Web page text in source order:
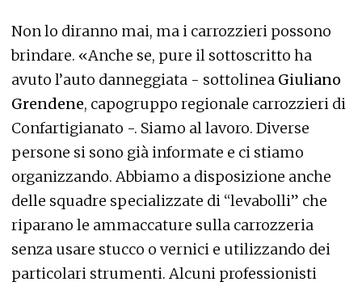
Non lo diranno mai, ma i carrozzieri possono
brindare. «Anche se, pure il sottoscritto ha
avuto l’auto danneggiata - sottolinea Giuliano
Grendene, capogruppo regionale carrozzieri di
Confartigianato -. Siamo al lavoro. Diverse
persone si sono già informate e ci stiamo
organizzando. Abbiamo a disposizione anche
delle squadre specializzate di “levabolli” che
riparano le ammaccature sulla carrozzeria
senza usare stucco o vernici e utilizzando dei
particolari strumenti. Alcuni professionisti